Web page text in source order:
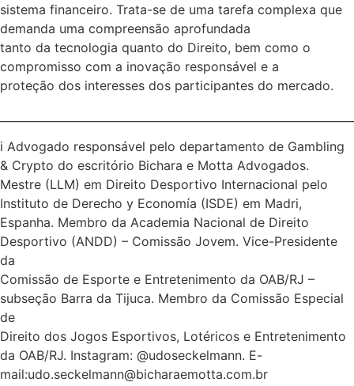
sistema financeiro. Trata-se de uma tarefa complexa que
demanda uma compreensão aprofundada
tanto da tecnologia quanto do Direito, bem como o
compromisso com a inovação responsável e a
proteção dos interesses dos participantes do mercado.
i Advogado responsável pelo departamento de Gambling
& Crypto do escritório Bichara e Motta Advogados.
Mestre (LLM) em Direito Desportivo Internacional pelo
Instituto de Derecho y Economía (ISDE) em Madri,
Espanha. Membro da Academia Nacional de Direito
Desportivo (ANDD) – Comissão Jovem. Vice-Presidente
da
Comissão de Esporte e Entretenimento da OAB/RJ –
subseção Barra da Tijuca. Membro da Comissão Especial
de
Direito dos Jogos Esportivos, Lotéricos e Entretenimento
da OAB/RJ. Instagram: @udoseckelmann. E-
mail:udo.seckelmann@bicharaemotta.com.br